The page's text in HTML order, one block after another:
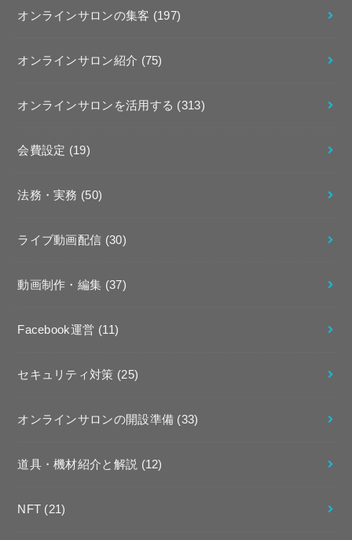
オンラインサロンの集客 (197)
オンラインサロン紹介 (75)
オンラインサロンを活用する (313)
会費設定 (19)
法務・実務 (50)
ライブ動画配信 (30)
動画制作・編集 (37)
Facebook運営 (11)
セキュリティ対策 (25)
オンラインサロンの開設準備 (33)
道具・機材紹介と解説 (12)
NFT (21)